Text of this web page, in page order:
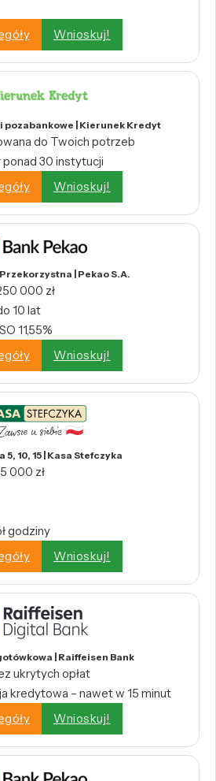
Wnioskuj!
pozabankowe | Kierunek Kredyt
do Twoich potrzeb
30 instytucji
Wnioskuj!
| Pekao S.A.
000 zł
10 lat
11,55%
Wnioskuj!
5, 10, 15 | Kasa Stefczyka
000 zł
godziny
Wnioskuj!
| Raiffeisen Bank
ukrytych opłat
kredytowa – nawet w 15 minut
Wnioskuj!